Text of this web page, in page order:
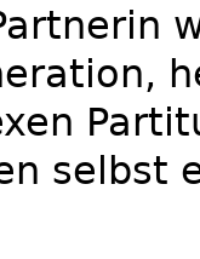
selbst